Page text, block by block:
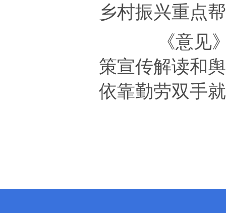
乡村振兴重点
《意见
策宣传解读和
依靠勤劳双手